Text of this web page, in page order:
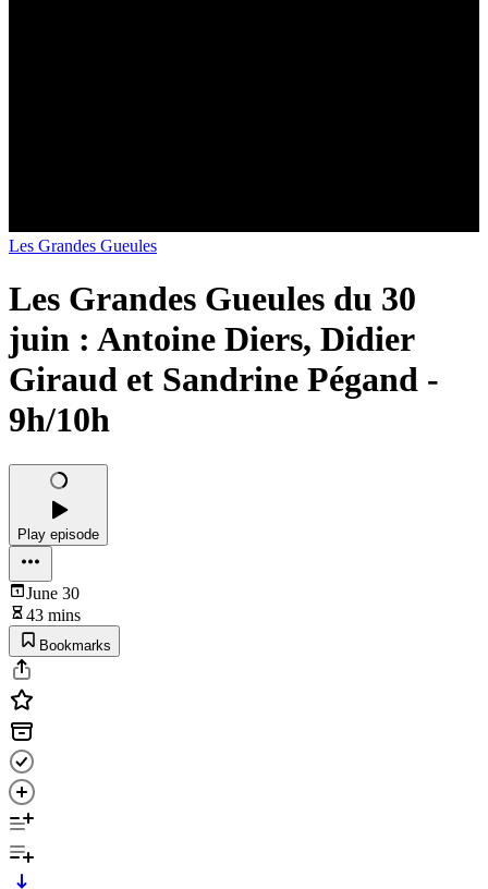
Les Grandes Gueules
Les Grandes Gueules du 30
juin : Antoine Diers, Didier
Giraud et Sandrine Pégand -
9h/10h
Play episode
June 30
43 mins
Bookmarks